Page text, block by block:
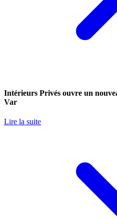
Intérieurs Privés ouvre un
Var
Lire la suite